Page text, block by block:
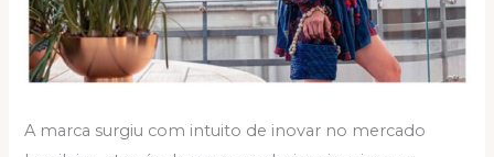
A marca surgiu com intuito de inovar no mercado